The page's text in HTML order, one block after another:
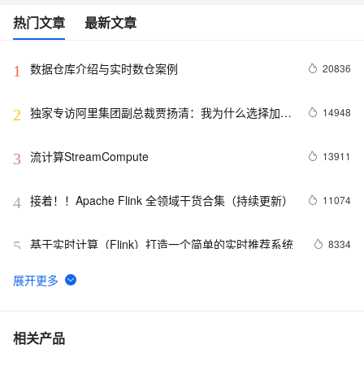
热门文章 最新文章
1 数据仓库介绍与实时数仓案例 20836
2 独家专访阿里集团副总裁贾扬清：我为什么选择加入
14948
3 流计算StreamCompute 13911
4 接着！！Apache Flink 全领域干货合集（持续更新） 11074
5 基于实时计算（Flink）打造一个简单的实时推荐系统 8334
6 Flink Checkpoint 问题排查实用指南
7 广告场景下的实时计算
相关产品